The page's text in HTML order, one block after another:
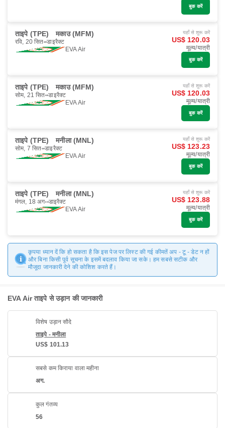
बुक करें
ताइपे (TPE) मकाउ (MFM)
रवि, 20 सित॰ डाइरैक्ट
EVA Air
यहाँ से शुरू करें
US$ 120.03
मूल्य/यात्री
बुक करें
ताइपे (TPE) मकाउ (MFM)
सोम, 21 सित॰ डाइरैक्ट
EVA Air
यहाँ से शुरू करें
US$ 120.03
मूल्य/यात्री
बुक करें
ताइपे (TPE) मनीला (MNL)
सोम, 7 सित॰ डाइरैक्ट
EVA Air
यहाँ से शुरू करें
US$ 123.23
मूल्य/यात्री
बुक करें
ताइपे (TPE) मनीला (MNL)
मंगल, 18 अग॰ डाइरैक्ट
EVA Air
यहाँ से शुरू करें
US$ 123.88
मूल्य/यात्री
बुक करें
कृपया ध्यान दें कि हो सकता है कि इस पेज पर लिस्ट की गई कीमतें अप - टू - डेट न हों
और बिना किसी पूर्व सूचना के इसमें बदलाव किया जा सके। हम सबसे सटीक और
मौजूदा जानकारी देने की कोशिश करते हैं।
EVA Air ताइपे से उड़ान की जानकारी
विशेष उड़ान सौदे
ताइपे - मनीला
US$ 101.13
सबसे कम किराया वाला महीना
अग.
कुल गंतव्य
56